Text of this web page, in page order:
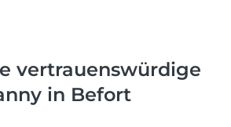
vertrauenswürdige
in Befort